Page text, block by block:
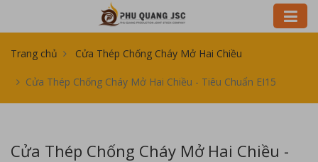
Trang chủ Cửa Thép Chống Cháy Mở Hai Chiều
Cửa Thép Chống Cháy Mở Hai Chiều - Tiêu Chuẩn EI15
Cửa Thép Chống Cháy Mở Hai Chiều -